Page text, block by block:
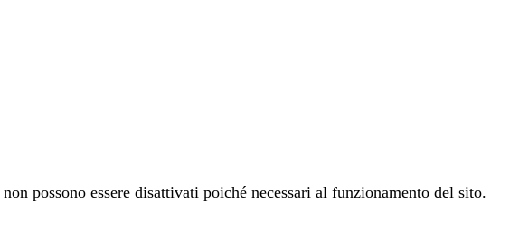
possono essere disattivati poiché necessari al funzionamento del sito.